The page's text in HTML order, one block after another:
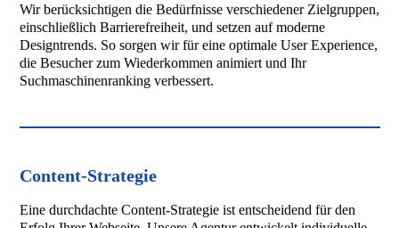
Wir berücksichtigen die Bedürfnisse verschiedener Zielgruppen,
einschließlich Barrierefreiheit, und setzen auf moderne
Designtrends. So sorgen wir für eine optimale User Experience,
die Besucher zum Wiederkommen animiert und Ihr
Suchmaschinenranking verbessert.
Content-Strategie
Eine durchdachte Content-Strategie ist entscheidend für den